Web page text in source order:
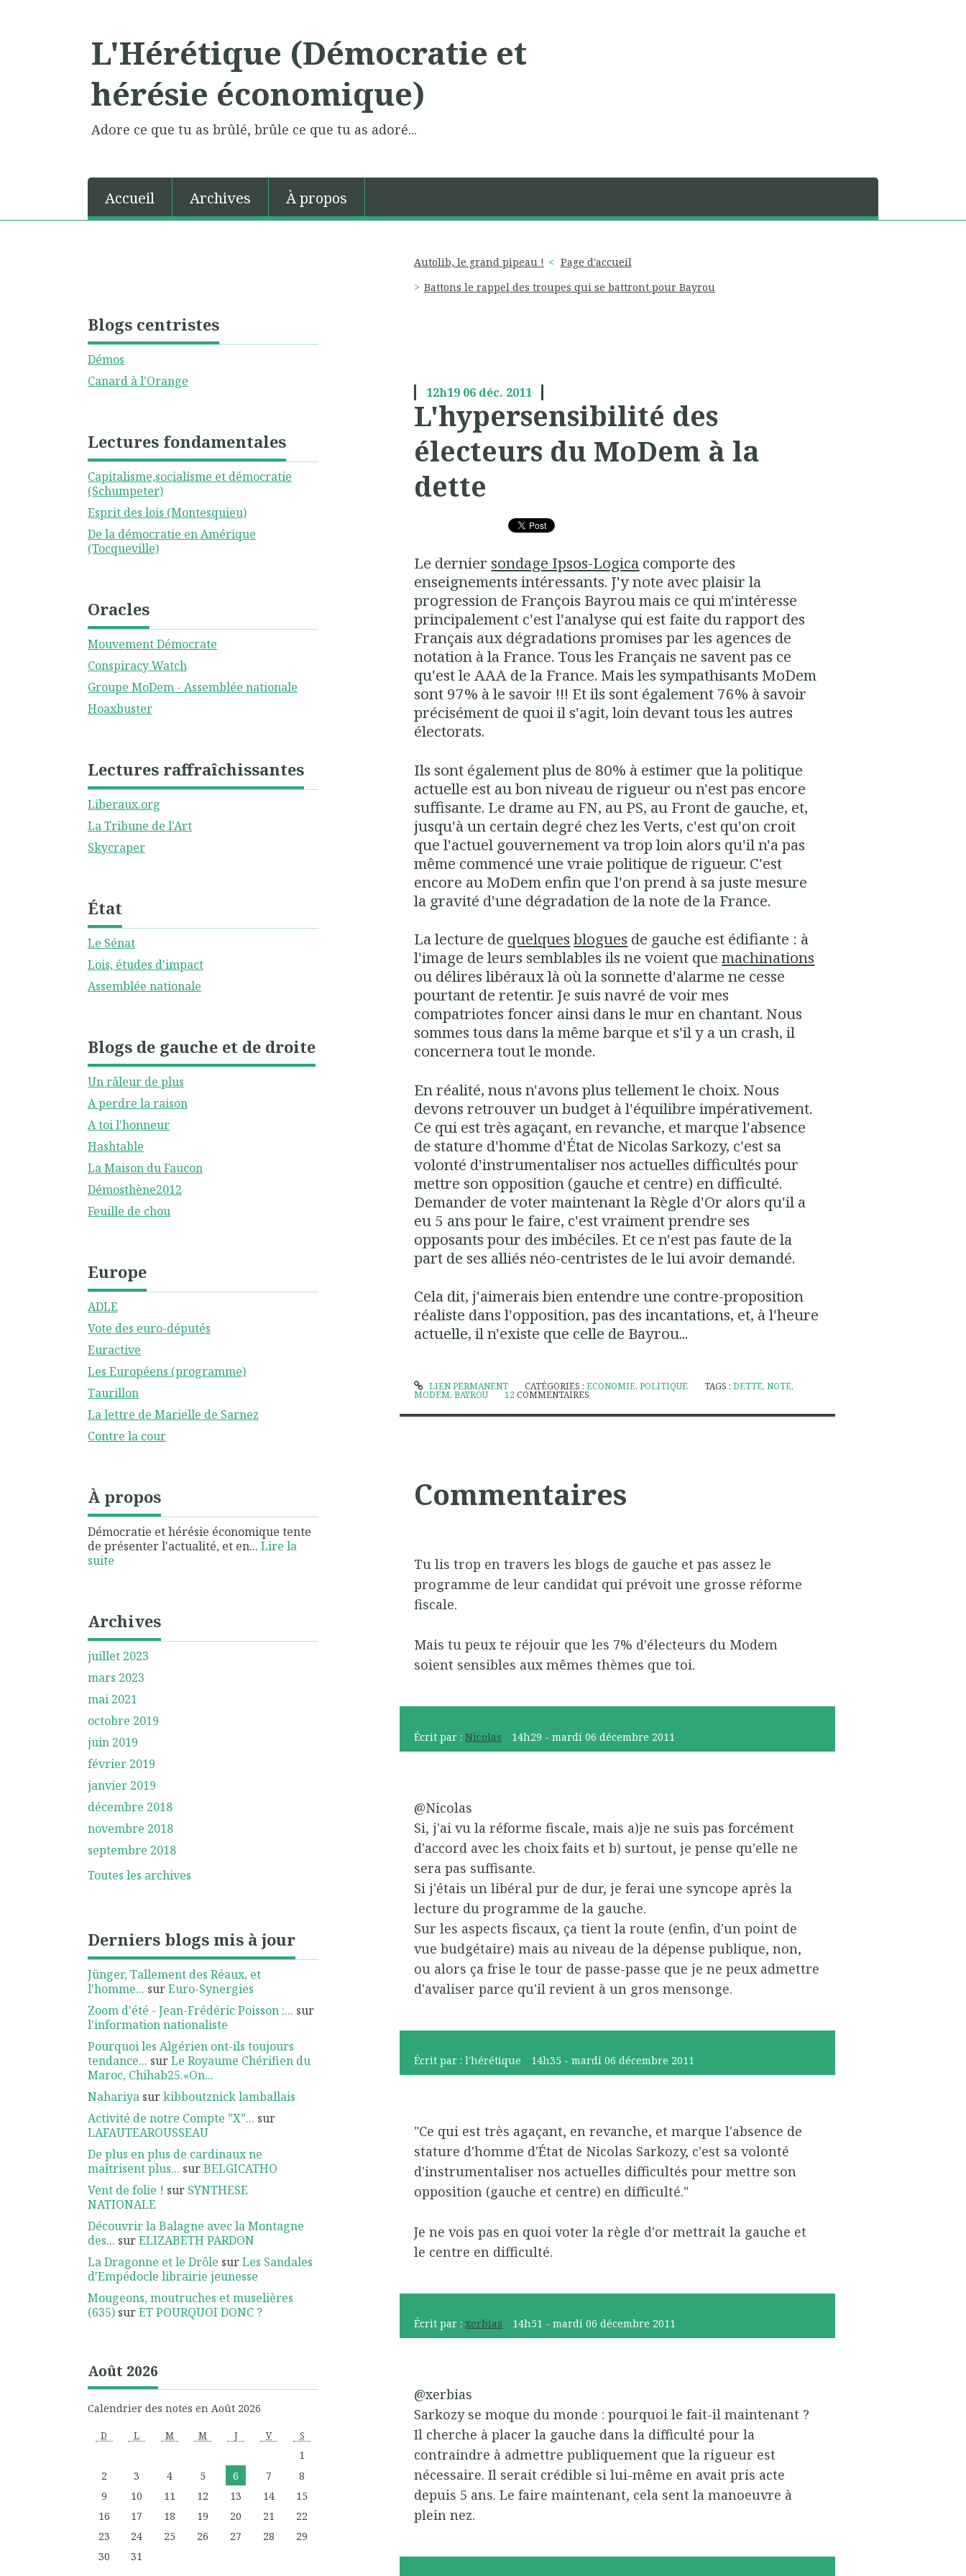
L'Hérétique (Démocratie et
hérésie économique)
Adore ce que tu as brûlé, brûle ce que tu as adoré...
Accueil Archives À propos
Blogs centristes
Démos
Canard à l'Orange
Lectures fondamentales
Capitalisme,socialisme et démocratie
(Schumpeter)
Esprit des lois (Montesquieu)
De la démocratie en Amérique
(Tocqueville)
Oracles
Mouvement Démocrate
Conspiracy Watch
Groupe MoDem - Assemblée nationale
Hoaxbuster
Lectures raffraîchissantes
Liberaux.org
La Tribune de l'Art
Skycraper
État
Le Sénat
Lois, études d'impact
Assemblée nationale
Blogs de gauche et de droite
Un râleur de plus
A perdre la raison
A toi l'honneur
Hashtable
La Maison du Faucon
Démosthène2012
Feuille de chou
Europe
ADLE
Vote des euro-députés
Euractive
Les Européens (programme)
Taurillon
La lettre de Marielle de Sarnez
Contre la cour
À propos
Démocratie et hérésie économique tente
de présenter l'actualité, et en... Lire la
suite
Archives
juillet 2023
mars 2023
mai 2021
octobre 2019
juin 2019
février 2019
janvier 2019
décembre 2018
novembre 2018
septembre 2018
Toutes les archives
Derniers blogs mis à jour
Jünger, Tallement des Réaux, et
l'homme... surEuro-Synergies
Zoom d'été - Jean-Frédéric Poisson :... sur
l'information nationaliste
Pourquoi les Algérien ont-ils toujours
tendance... surLe Royaume Chérifien du
Maroc, Chihab25.«On...
Nahariya surkibboutznick lamballais
Activité de notre Compte ”X”... sur
LAFAUTEAROUSSEAU
De plus en plus de cardinaux ne
maîtrisent plus... surBELGICATHO
Vent de folie ! sur SYNTHESE
NATIONALE
Découvrir la Balagne avec la Montagne
des... surELIZABETH PARDON
La Dragonne et le Drôle surLes Sandales
d'Empédocle librairie jeunesse
Mougeons, moutruches et muselières
(635) surET POURQUOI DONC ?
Août 2026
Calendrier des notes en Août 2026
D L M M J V S
1
2
3 4 5 6 7
8
9
10 11 12 13 14
15
16
17 18 19 20 21
22
23
24 25 26 27 28
29
30
31
Autolib, le grand pipeau !
Page d'accueil
Battons le rappel des troupes qui se battront pour Bayrou
12h19 06 déc. 2011
L'hypersensibilité des
électeurs du MoDem à la
dette
Le derniersondage Ipsos-Logica comporte des
enseignements intéressants. J'y note avec plaisir la
progression de François Bayrou mais ce qui m'intéresse
principalement c'est l'analyse qui est faite du rapport des
Français aux dégradations promises par les agences de
notation à la France. Tous les Français ne savent pas ce
qu'est le AAA de la France. Mais les sympathisants MoDem
sont 97% à le savoir !!! Et ils sont également 76% à savoir
précisément de quoi il s'agit, loin devant tous les autres
électorats.
Ils sont également plus de 80% à estimer que la politique
actuelle est au bon niveau de rigueur ou n'est pas encore
suffisante. Le drame au FN, au PS, au Front de gauche, et,
jusqu'à un certain degré chez les Verts, c'est qu'on croit
que l'actuel gouvernement va trop loin alors qu'il n'a pas
même commencé une vraie politique de rigueur. C'est
encore au MoDem enfin que l'on prend à sa juste mesure
la gravité d'une dégradation de la note de la France.
La lecture de quelques blogues de gauche est édifiante : à
l'image de leurs semblables ils ne voient quemachinations
ou délires libéraux là où la sonnette d'alarme ne cesse
pourtant de retentir. Je suis navré de voir mes
compatriotes foncer ainsi dans le mur en chantant. Nous
sommes tous dans la même barque et s'il y a un crash, il
concernera tout le monde.
En réalité, nous n'avons plus tellement le choix. Nous
devons retrouver un budget à l'équilibre impérativement.
Ce qui est très agaçant, en revanche, et marque l'absence
de stature d'homme d'État de Nicolas Sarkozy, c'est sa
volonté d'instrumentaliser nos actuelles difficultés pour
mettre son opposition (gauche et centre) en difficulté.
Demander de voter maintenant la Règle d'Or alors qu'il a
eu 5 ans pour le faire, c'est vraiment prendre ses
opposants pour des imbéciles. Et ce n'est pas faute de la
part de ses alliés néo-centristes de le lui avoir demandé.
Cela dit, j'aimerais bien entendre une contre-proposition
réaliste dans l'opposition, pas des incantations, et, à l'heure
actuelle, il n'existe que celle de Bayrou...
LIEN PERMANENT CATÉGORIES : ECONOMIE, POLITIQUE TAGS : DETTE, NOTE,
MODEM,BAYROU 12 COMMENTAIRES
Commentaires
Tu lis trop en travers les blogs de gauche et pas assez le
programme de leur candidat qui prévoit une grosse réforme
fiscale.
Mais tu peux te réjouir que les 7% d'électeurs du Modem
soient sensibles aux mêmes thèmes que toi.
Écrit par :Nicolas 14h29 -mardi 06 décembre 2011
@Nicolas
Si, j'ai vu la réforme fiscale, mais a)je ne suis pas forcément
d'accord avec les choix faits et b) surtout, je pense qu'elle ne
sera pas suffisante.
Si j'étais un libéral pur de dur, je ferai une syncope après la
lecture du programme de la gauche.
Sur les aspects fiscaux, ça tient la route (enfin, d'un point de
vue budgétaire) mais au niveau de la dépense publique, non,
ou alors ça frise le tour de passe-passe que je ne peux admettre
d'avaliser parce qu'il revient à un gros mensonge.
Écrit par :l'hérétique 14h35 -mardi 06 décembre 2011
"Ce qui est très agaçant, en revanche, et marque l'absence de
stature d'homme d'État de Nicolas Sarkozy, c'est sa volonté
d'instrumentaliser nos actuelles difficultés pour mettre son
opposition (gauche et centre) en difficulté."
Je ne vois pas en quoi voter la règle d'or mettrait la gauche et
le centre en difficulté.
Écrit par :xerbias 14h51 -mardi 06 décembre 2011
@xerbias
Sarkozy se moque du monde : pourquoi le fait-il maintenant ?
Il cherche à placer la gauche dans la difficulté pour la
contraindre à admettre publiquement que la rigueur est
nécessaire. Il serait crédible si lui-même en avait pris acte
depuis 5 ans. Le faire maintenant, cela sent la manoeuvre à
plein nez.